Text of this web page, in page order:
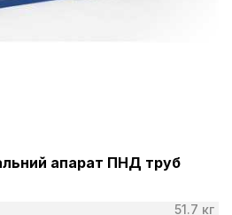
апарат ПНД труб
51.7 кг